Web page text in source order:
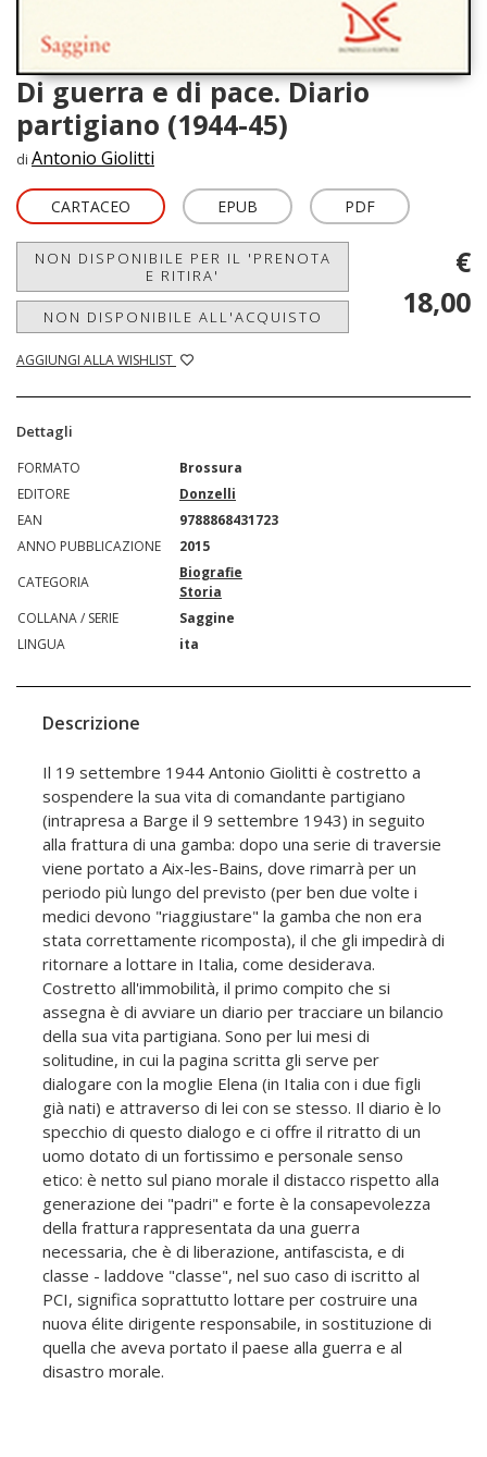
Di guerra e di pace. Diario
partigiano (1944-45)
di Antonio Giolitti
CARTACEO EPUB PDF
NON DISPONIBILE PER IL 'PRENOTA
E RITIRA'
NON DISPONIBILE ALL'ACQUISTO
AGGIUNGI ALLA WISHLIST
€
18,00
Dettagli
FORMATO
Brossura
EDITORE
Donzelli
EAN
9788868431723
ANNO PUBBLICAZIONE
2015
CATEGORIA
Biografie
Storia
COLLANA / SERIE
Saggine
LINGUA
ita
Descrizione
Il 19 settembre 1944 Antonio Giolitti è costretto a
sospendere la sua vita di comandante partigiano
(intrapresa a Barge il 9 settembre 1943) in seguito
alla frattura di una gamba: dopo una serie di traversie
viene portato a Aix-les-Bains, dove rimarrà per un
periodo più lungo del previsto (per ben due volte i
medici devono "riaggiustare" la gamba che non era
stata correttamente ricomposta), il che gli impedirà di
ritornare a lottare in Italia, come desiderava.
Costretto all'immobilità, il primo compito che si
assegna è di avviare un diario per tracciare un bilancio
della sua vita partigiana. Sono per lui mesi di
solitudine, in cui la pagina scritta gli serve per
dialogare con la moglie Elena (in Italia con i due figli
già nati) e attraverso di lei con se stesso. Il diario è lo
specchio di questo dialogo e ci offre il ritratto di un
uomo dotato di un fortissimo e personale senso
etico: è netto sul piano morale il distacco rispetto alla
generazione dei "padri" e forte è la consapevolezza
della frattura rappresentata da una guerra
necessaria, che è di liberazione, antifascista, e di
classe - laddove "classe", nel suo caso di iscritto al
PCI, significa soprattutto lottare per costruire una
nuova élite dirigente responsabile, in sostituzione di
quella che aveva portato il paese alla guerra e al
disastro morale.